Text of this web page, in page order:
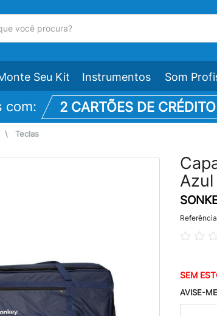
Seu Kit Instrumentos Som
com: 2 CARTÕES DE CRÉDITO
\ Teclas
Azul
SEM
AVISE-